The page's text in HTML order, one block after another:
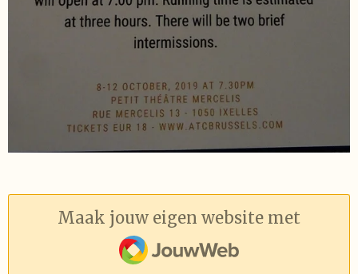
Maak jouw eigen website met
JouwWeb